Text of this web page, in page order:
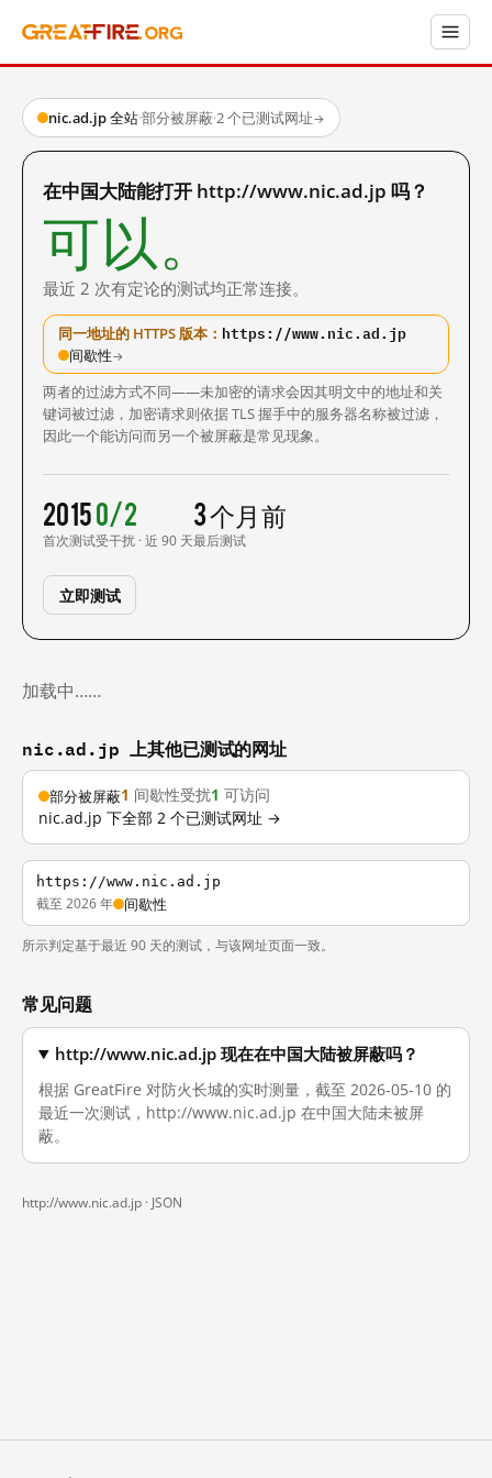
nic.ad.jp 全站·部分被屏蔽·2 个已测试网址→
在中国大陆能打开 http://www.nic.ad.jp 吗？
可以。
最近 2 次有定论的测试均正常连接。
同一地址的 HTTPS 版本： https://www.nic.ad.jp
间歇性→
两者的过滤方式不同——未加密的请求会因其明文中的地址和关
键词被过滤，加密请求则依据 TLS 握手中的服务器名称被过滤，
因此一个能访问而另一个被屏蔽是常见现象。
2015
首次测试
0/2
受干扰 · 近 90 天
3 个月前
最后测试
立即测试
加载中……
nic.ad.jp 上其他已测试的网址
部分被屏蔽1 间歇性受扰1 可访问
nic.ad.jp 下全部 2 个已测试网址 →
https://www.nic.ad.jp
截至 2026 年 间歇性
所示判定基于最近 90 天的测试，与该网址页面一致。
常见问题
http://www.nic.ad.jp 现在在中国大陆被屏蔽吗？
根据 GreatFire 对防火长城的实时测量，截至 2026-05-10 的
最近一次测试，http://www.nic.ad.jp 在中国大陆未被屏
蔽。
http://www.nic.ad.jp · JSON